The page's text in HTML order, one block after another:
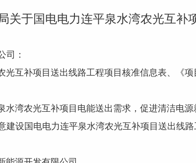
关于国电电力连平泉水湾农光互补
司：
互补项目送出线路工程项目核准信息表、《项
湾农光互补项目电能送出需求，促进清洁电源
建设国电电力连平泉水湾农光互补项目送出线